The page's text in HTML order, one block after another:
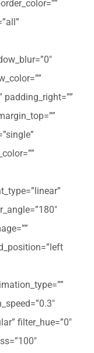
padding_right=””
filter_hue=”0″